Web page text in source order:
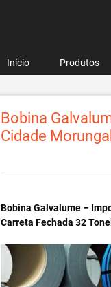
Início Produtos
Bobina
Cidade
Bobina Galvalume –
Carreta Fechada 32